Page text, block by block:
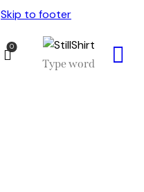
Skip to footer
0